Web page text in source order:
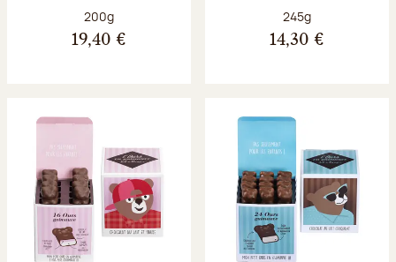
Poids net :
200g
19,40 €
Poids net :
245g
14,30 €